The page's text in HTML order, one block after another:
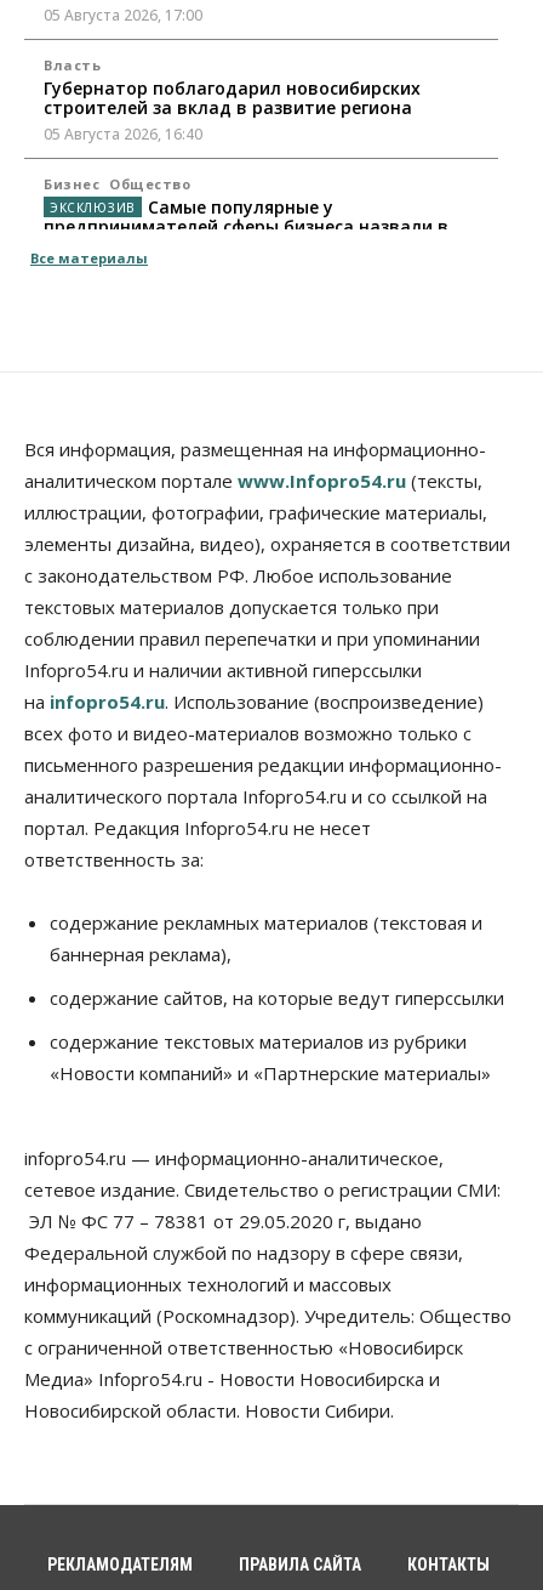
05 Августа 2026, 17:00
Власть
Губернатор поблагодарил новосибирских
строителей за вклад в развитие региона
05 Августа 2026, 16:40
Бизнес Общество
Самые популярные у
предпринимателей сферы бизнеса назвали в
05 Августа 2026, 16:00
Недвижимость
Проект нового микрорайона на улице Кирова
утвердили в Новосибирске
05 Августа 2026, 15:30
Промышленность
Новосибирские компании произвели косметики
на два миллиарда рублей
05 Августа 2026, 15:00
Власть Финансы
Криптовалюта в России официально стала
имуществом
05 Августа 2026, 14:00
Недвижимость
Открыты продажи квартир нового дома в
квартале «Цветной бульвар» ГК «Расцветай»
05 Августа 2026, 13:23
Власть Общество
Ночные маршруты автобусов предлагают ввести
в Новосибирской области
Право&Порядок
Новосибирец пытался провезти из Таиланда
кондитерские изделия с наркотиками
Бизнес Власть
вывели зарплату сотрудников «из тени»
05 Августа 2026, 12:00
Бизнес Недвижимость
Новосибирское правительство требует 226 млн со
строителя экстрим-центра
05 Августа 2026, 11:30
Общество
Премьер-министру Мишустину показали проект
подтверждают нормализацию ситуации с
топливом
Все материалы
Вся информация, размещенная на информационно-
аналитическом портале www.Infopro54.ru (тексты,
иллюстрации, фотографии, графические материалы,
элементы дизайна, видео), охраняется в соответствии
с законодательством РФ. Любое использование
текстовых материалов допускается только при
соблюдении правил перепечатки и при упоминании
Infopro54.ru и наличии активной гиперссылки
на infopro54.ru. Использование (воспроизведение)
всех фото и видео-материалов возможно только с
письменного разрешения редакции информационно-
аналитического портала Infopro54.ru и со ссылкой на
портал. Редакция Infopro54.ru не несет
ответственность за:
содержание рекламных материалов (текстовая и
баннерная реклама),
содержание сайтов, на которые ведут гиперссылки
содержание текстовых материалов из рубрики
«Новости компаний» и «Партнерские материалы»
infopro54.ru — информационно-аналитическое,
сетевое издание. Свидетельство о регистрации СМИ:
ЭЛ № ФС 77 – 78381 от 29.05.2020 г, выдано
Федеральной службой по надзору в сфере связи,
информационных технологий и массовых
коммуникаций (Роскомнадзор). Учредитель: Общество
с ограниченной ответственностью «Новосибирск
Медиа» Infopro54.ru - Новости Новосибирска и
Новосибирской области. Новости Сибири.
РЕКЛАМОДАТЕЛЯМ ПРАВИЛА САЙТА КОНТАКТЫ